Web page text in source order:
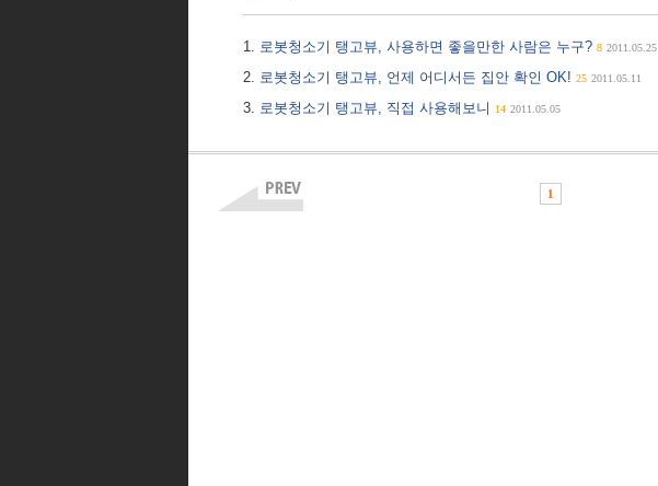
로봇청소기 탱고뷰, 사용하면 좋을만한 사람은 누구? 8 2011.05.25
로봇청소기 탱고뷰, 언제 어디서든 집안 확인 OK! 25 2011.05.11
로봇청소기 탱고뷰, 직접 사용해보니 14 2011.05.05
1